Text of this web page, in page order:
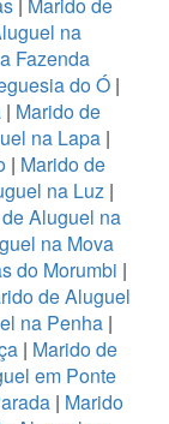
na
Fazenda
do Ó |
| Marido de
na Lapa |
| Marido de
na Luz|
Aluguel na
na Mova
do Morumbi |
de Aluguel
na Penha|
| Marido de
em Ponte
| Marido